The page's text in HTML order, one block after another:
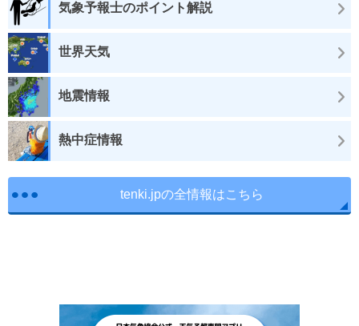
気象予報士のポイント解説
世界天気
地震情報
熱中症情報
tenki.jpの全情報はこちら